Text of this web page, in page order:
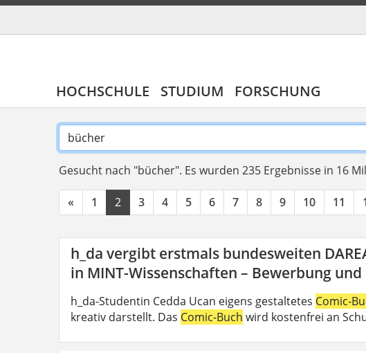
HOCHSCHULE STUDIUM FORSCHUNG
Gesucht nach "bücher". Es wurden 235 Ergebnisse in 16
« 1 2 3 4 5 6 7 8 9 10 11
h_da vergibt erstmals bundesweiten
in MINT-Wissenschaften – Bewerbung
h_da-Studentin Cedda Ucan eigens gestaltetes Comic-
kreativ darstellt. Das Comic-Buch wird kostenfrei an